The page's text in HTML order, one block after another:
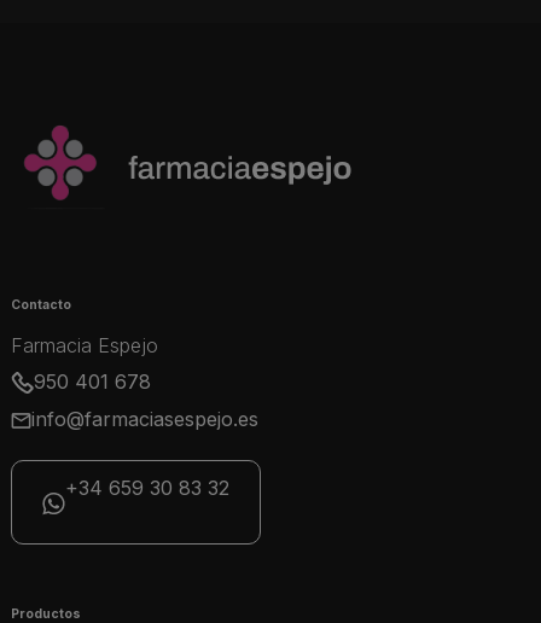
Contacto
Farmacia Espejo
950 401 678
info@farmaciasespejo.es
+34 659 30 83 32
Productos